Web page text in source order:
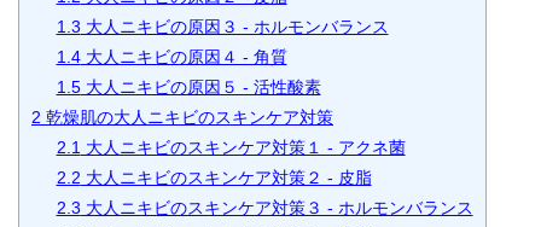
1.3 大人ニキビの原因３ - ホルモンバランス
1.4大人ニキビの原因４ - 角質
1.5大人ニキビの原因５ - 活性酸素
2 乾燥肌の大人ニキビのスキンケア対策
2.1 大人ニキビのスキンケア対策１ - アクネ菌
2.2 大人ニキビのスキンケア対策２ - 皮脂
2.3 大人ニキビのスキンケア対策３ - ホルモンバランス